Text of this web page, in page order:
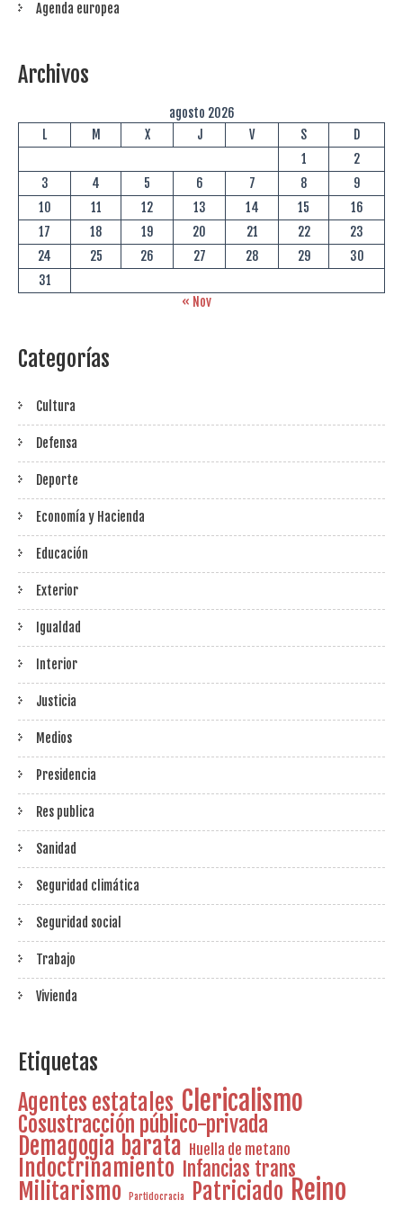
Agenda europea
Archivos
agosto 2026
L
M X J V S
D
1
2
3
4 5 6 7 8
9
10
11 12 13 14 15
16
17
18 19 20 21 22
23
24
25 26 27 28 29
30
31
« Nov
Categorías
Cultura
Defensa
Deporte
Economía y Hacienda
Educación
Exterior
Igualdad
Interior
Justicia
Medios
Presidencia
Res publica
Sanidad
Seguridad climática
Seguridad social
Trabajo
Vivienda
Etiquetas
Agentes estatales Clericalismo
Cosustracción público-privada
Demagogia barata Huella de metano
Indoctrinamiento Infancias trans
Militarismo Partidocracia Patriciado Reino